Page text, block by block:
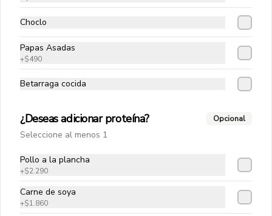
saludable durante el día.(62g)
Preparado con harina de almendras,
zanahoria natural y endulzado con
quienes buscan un snack liviano, sin
sabor a cacao. Elaborado con leche de
vegana, sustentable y perfecta para
Choclo
Papas Asadas
+$490
Betarraga cocida
¿Deseas adicionar proteína? Opcional
Seleccione al menos 1
Pollo a la plancha
+$2.290
Carne de soya
+$1.860